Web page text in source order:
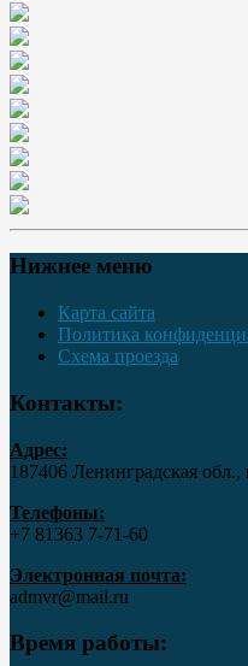
Нижнее меню
Карта сайта
Политика
Схема проезда
Контакты:
Адрес:
187406 Ленинградская
Телефоны:
+7 81363 7‑71-60
Электронная почта:
admvr@mail.ru
Время работы: